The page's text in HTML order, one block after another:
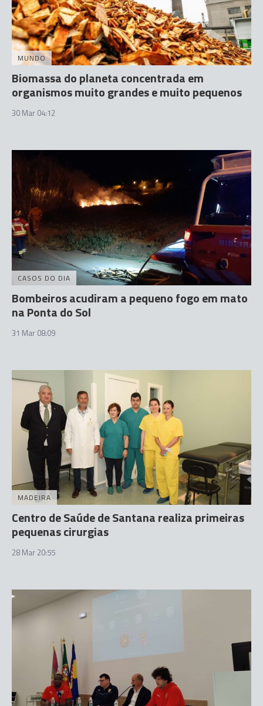
MUNDO
Biomassa do planeta concentrada em
organismos muito grandes e muito pequenos
30 Mar 04:12
CASOS DO DIA
Bombeiros acudiram a pequeno fogo em mato
na Ponta do Sol
31 Mar 08:09
MADEIRA
Centro de Saúde de Santana realiza primeiras
pequenas cirurgias
28 Mar 20:55